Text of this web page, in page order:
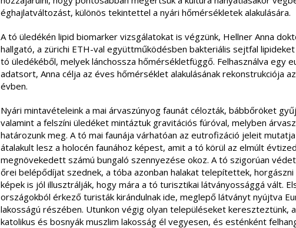
éghajlatváltozást, különös tekintettel a nyári hőmérsékletek alakulására.
A tó üledékén lipid biomarker vizsgálatokat is végzünk, Hellner Anna
hallgató, a zürichi ETH-val együttműködésben bakteriális sejtfal
tó üledékéből, melyek lánchossza hőmérsékletfüggő. Felhasználva egy
adatsort, Anna célja az éves hőmérséklet alakulásának rekonstrukciója
évben.
Nyári mintavételeink a mai árvaszúnyog faunát célozták, bábbőröket
valamint a felszíni üledéket mintáztuk gravitációs fúróval, melyben
határozunk meg. A tó mai faunája várhatóan az eutrofizáció jeleit
átalakult lesz a holocén faunához képest, amit a tó körül az elmúlt
megnövekedett számú bungaló szennyezése okoz. A tó szigorúan
őrei belépődíjat szednek, a tóba azonban halakat telepítettek, horgászni
képek is jól illusztrálják, hogy mára a tó turisztikai látványossággá vált.
országokból érkező turisták kirándulnak ide, meglepő látványt nyújtva
lakosságú részében. Utunkon végig olyan településeket kereszteztünk,
katolikus és bosnyák muszlim lakosság él vegyesen, és esténként